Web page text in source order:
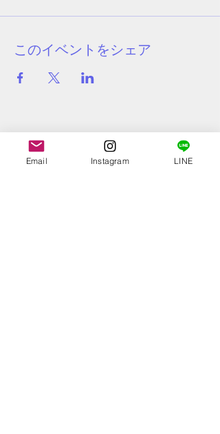
このイベントをシェア
Email Instagram LINE